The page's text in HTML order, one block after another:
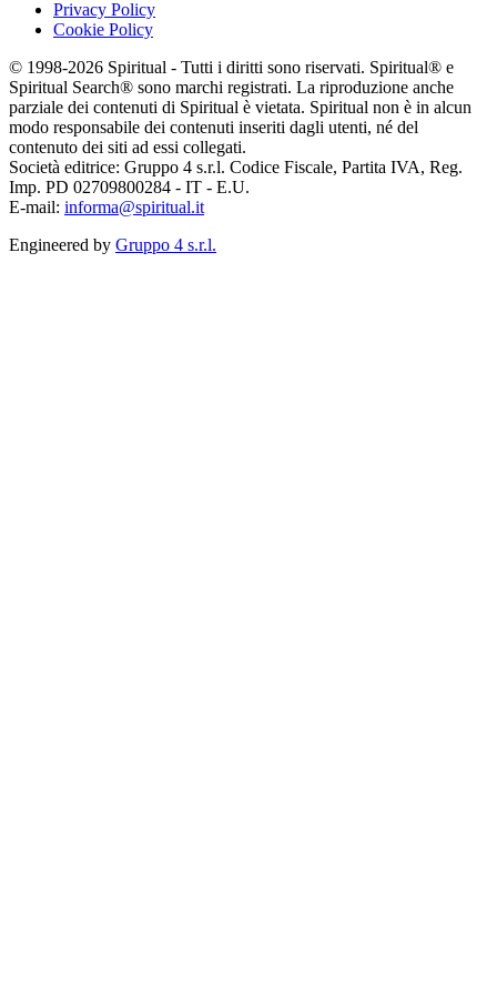
Privacy Policy
Cookie Policy
© 1998-2026 Spiritual - Tutti i diritti sono riservati. Spiritual® e
Spiritual Search® sono marchi registrati. La riproduzione anche
parziale dei contenuti di Spiritual è vietata. Spiritual non è in alcun
modo responsabile dei contenuti inseriti dagli utenti, né del
contenuto dei siti ad essi collegati.
Società editrice: Gruppo 4 s.r.l. Codice Fiscale, Partita IVA, Reg.
Imp. PD 02709800284 - IT - E.U.
E-mail: informa@spiritual.it
Engineered by Gruppo 4 s.r.l.